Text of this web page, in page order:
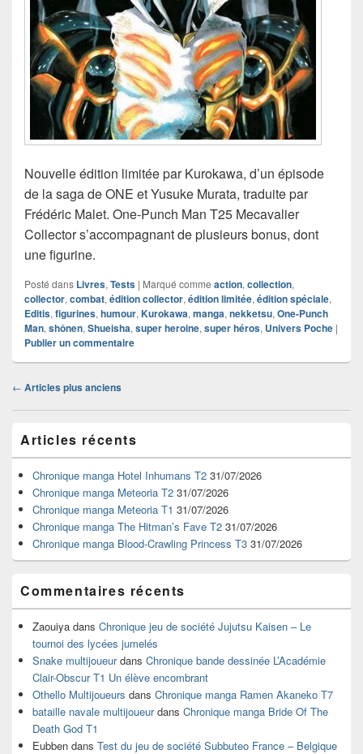
Nouvelle édition limitée par Kurokawa, d’un épisode
de la saga de ONE et Yusuke Murata, traduite par
Frédéric Malet. One-Punch Man T25 Mecavalier
Collector s’accompagnant de plusieurs bonus, dont
une figurine.
Posté dans Livres, Tests | Marqué comme action, collection,
collector, combat, édition collector, édition limitée, édition spéciale,
Editis, figurines, humour, Kurokawa, manga, nekketsu, One-Punch
Man, shônen, Shueisha, super heroine, super héros, Univers Poche |
Publier un commentaire
Navigation
articles
← Articles plus anciens
principale
de
widget
pour
barre
latérale
Articles récents
Chronique manga Hotel Inhumans T2 31/07/2026
Chronique manga Meteoria T2 31/07/2026
Chronique manga Meteoria T1 31/07/2026
Chronique manga The Hitman’s Fave T2 31/07/2026
Chronique manga Blood-Crawling Princess T3 31/07/2026
Commentaires récents
Zaouiya dans Chronique jeu de société Jujutsu Kaisen – Le
tournoi des lycées jumelés
Snake multijoueurdans Chronique bande dessinée L’Académie
Clair-Obscur T1 Un élève encombrant
Othello Multijoueurs dans Chronique manga Ramen Akaneko T7
bataille navale multijoueurdans Chronique manga Bride Of The
Death God T1
Eubben dans Test du jeu de société Subbuteo France – Belgique